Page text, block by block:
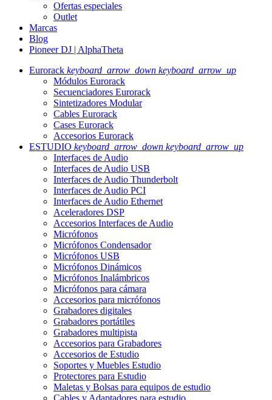
Ofertas especiales
Outlet
Marcas
Blog
Pioneer DJ | AlphaTheta
Eurorack keyboard_arrow_down keyboard_arrow_up
Módulos Eurorack
Secuenciadores Eurorack
Sintetizadores Modular
Cables Eurorack
Cases Eurorack
Accesorios Eurorack
ESTUDIO keyboard_arrow_down keyboard_arrow_up
Interfaces de Audio
Interfaces de Audio USB
Interfaces de Audio Thunderbolt
Interfaces de Audio PCI
Interfaces de Audio Ethernet
Aceleradores DSP
Accesorios Interfaces de Audio
Micrófonos
Micrófonos Condensador
Micrófonos USB
Micrófonos Dinámicos
Micrófonos Inalámbricos
Micrófonos para cámara
Accesorios para micrófonos
Grabadores digitales
Grabadores portátiles
Grabadores multipista
Accesorios para Grabadores
Accesorios de Estudio
Soportes y Muebles Estudio
Protectores para Estudio
Maletas y Bolsas para equipos de estudio
Cables y Adaptadores para estudio